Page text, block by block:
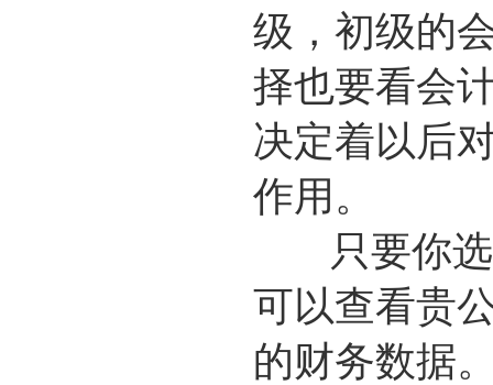
级，初级的
择也要看会
决定着以后
作用。
只要你
可以查看贵
的财务数据